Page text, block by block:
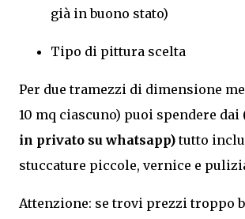
già in buono stato)
Tipo di pittura scelta
Per due tramezzi di dimensione
10 mq ciascuno) puoi spendere dai
in privato su whatsapp)tutto
stuccature piccole, vernice e
Attenzione: se trovi prezzi troppo